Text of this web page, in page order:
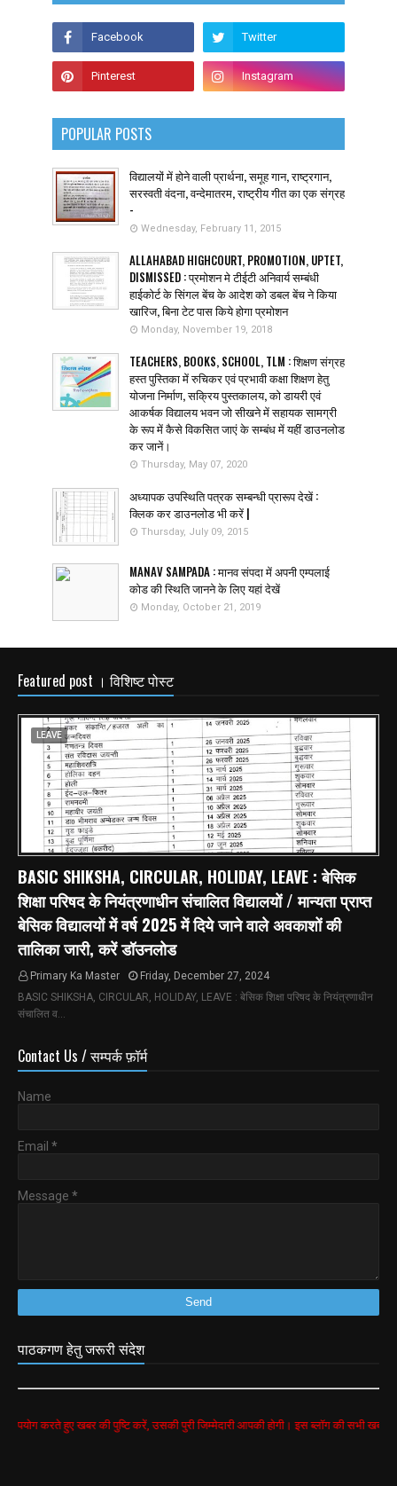
POPULAR POSTS
विद्यालयों में होने वाली प्रार्थना, समूह गान, राष्ट्रगान,
सरस्वती वंदना, वन्देमातरम, राष्ट्रीय गीत का एक संग्रह
-
Wednesday, February 11, 2015
ALLAHABAD HIGHCOURT, PROMOTION, UPTET,
DISMISSED : प्रमोशन मे टीईटी अनिवार्य सम्बंधी
हाईकोर्ट के सिंगल बेंच के आदेश को डबल बेंच ने किया
खारिज, बिना टेट पास किये होगा प्रमोशन
Monday, November 19, 2018
TEACHERS, BOOKS, SCHOOL, TLM : शिक्षण संग्रह
हस्त पुस्तिका में रुचिकर एवं प्रभावी कक्षा शिक्षण हेतु
योजना निर्माण, सक्रिय पुस्तकालय, को डायरी एवं
आकर्षक विद्यालय भवन जो सीखने में सहायक सामग्री
के रूप में कैसे विकसित जाएं के सम्बंध में यहीं डाउनलोड
कर जानें।
Thursday, May 07, 2020
अध्यापक उपस्थिति पत्रक सम्बन्धी प्रारूप देखें :
क्लिक कर डाउनलोड भी करें |
Thursday, July 09, 2015
MANAV SAMPADA : मानव संपदा में अपनी एम्पलाई
कोड की स्थिति जानने के लिए यहां देखें
Monday, October 21, 2019
Featured post । विशिष्ट पोस्ट
LEAVE
BASIC SHIKSHA, CIRCULAR, HOLIDAY, LEAVE : बेसिक
शिक्षा परिषद के नियंत्रणाधीन संचालित विद्यालयों / मान्यता प्राप्त
बेसिक विद्यालयों में वर्ष 2025 में दिये जाने वाले अवकाशों की
तालिका जारी, करें डॉउनलोड
Primary Ka Master
Friday, December 27, 2024
BASIC SHIKSHA, CIRCULAR, HOLIDAY, LEAVE : बेसिक शिक्षा परिषद के नियंत्रणाधीन
संचालित व…
Contact Us / सम्पर्क फ़ॉर्म
Name
Email *
Message *
पाठकगण हेतु जरूरी संदेश
की पुष्टि करें, उसकी पुरी जिम्मेदारी आपकी होगी। इस ब्लॉग की सभी खबरें